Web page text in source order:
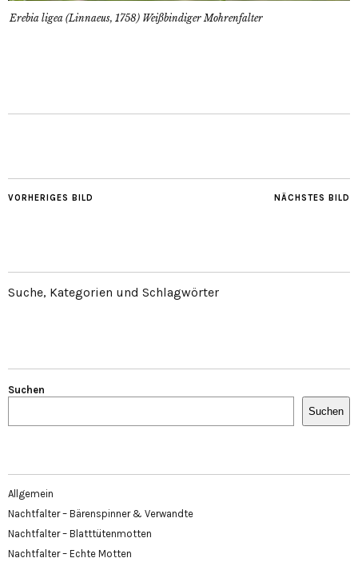
Erebia ligea (Linnaeus, 1758) Weißbindiger Mohrenfalter
NÄCHSTES BILD
VORHERIGES BILD
Suche, Kategorien und Schlagwörter
Suchen
Suchen
Allgemein
Nachtfalter – Bärenspinner & Verwandte
Nachtfalter – Blatttütenmotten
Nachtfalter – Echte Motten